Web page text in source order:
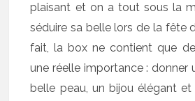
plaisant et on a tout sous la
séduire sa belle lors de la fête
fait, la box ne contient que
une réelle importance : donner
belle peau, un bijou élégant